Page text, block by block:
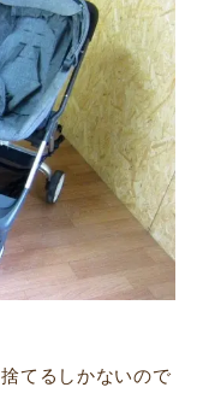
てるしかないので